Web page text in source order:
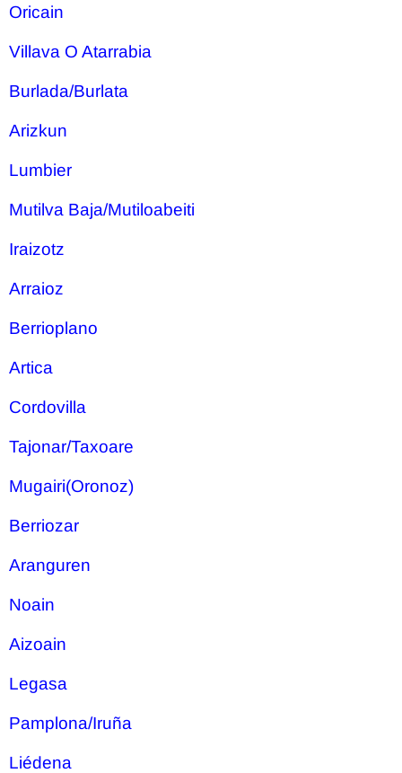
Oricain
Villava O Atarrabia
Burlada/Burlata
Arizkun
Lumbier
Mutilva Baja/Mutiloabeiti
Iraizotz
Arraioz
Berrioplano
Artica
Cordovilla
Tajonar/Taxoare
Mugairi(Oronoz)
Berriozar
Aranguren
Noain
Aizoain
Legasa
Pamplona/Iruña
Liédena